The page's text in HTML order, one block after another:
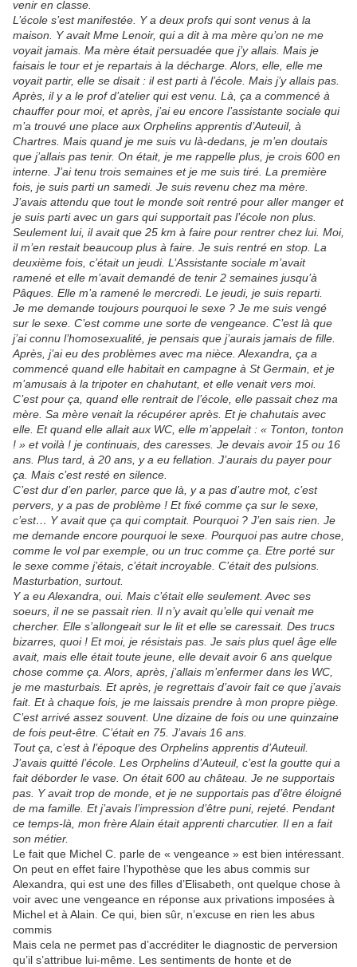
venir en classe.
L’école s’est manifestée. Y a deux profs qui sont venus à la
maison. Y avait Mme Lenoir, qui a dit à ma mère qu’on ne me
voyait jamais. Ma mère était persuadée que j’y allais. Mais je
faisais le tour et je repartais à la décharge. Alors, elle, elle me
voyait partir, elle se disait : il est parti à l’école. Mais j’y allais pas.
Après, il y a le prof d’atelier qui est venu. Là, ça a commencé à
chauffer pour moi, et après, j’ai eu encore l’assistante sociale qui
m’a trouvé une place aux Orphelins apprentis d’Auteuil, à
Chartres. Mais quand je me suis vu là-dedans, je m’en doutais
que j’allais pas tenir. On était, je me rappelle plus, je crois 600 en
interne. J’ai tenu trois semaines et je me suis tiré. La première
fois, je suis parti un samedi. Je suis revenu chez ma mère.
J’avais attendu que tout le monde soit rentré pour aller manger et
je suis parti avec un gars qui supportait pas l’école non plus.
Seulement lui, il avait que 25 km à faire pour rentrer chez lui. Moi,
il m’en restait beaucoup plus à faire. Je suis rentré en stop. La
deuxième fois, c’était un jeudi. L’Assistante sociale m’avait
ramené et elle m’avait demandé de tenir 2 semaines jusqu’à
Pâques. Elle m’a ramené le mercredi. Le jeudi, je suis reparti.
Je me demande toujours pourquoi le sexe ? Je me suis vengé
sur le sexe. C’est comme une sorte de vengeance. C’est là que
j’ai connu l’homosexualité, je pensais que j’aurais jamais de fille.
Après, j’ai eu des problèmes avec ma nièce. Alexandra, ça a
commencé quand elle habitait en campagne à St Germain, et je
m’amusais à la tripoter en chahutant, et elle venait vers moi.
C’est pour ça, quand elle rentrait de l’école, elle passait chez ma
mère. Sa mère venait la récupérer après. Et je chahutais avec
elle. Et quand elle allait aux WC, elle m’appelait : « Tonton, tonton
! » et voilà ! je continuais, des caresses. Je devais avoir 15 ou 16
ans. Plus tard, à 20 ans, y a eu fellation. J’aurais du payer pour
ça. Mais c’est resté en silence.
C’est dur d’en parler, parce que là, y a pas d’autre mot, c’est
pervers, y a pas de problème ! Et fixé comme ça sur le sexe,
c’est… Y avait que ça qui comptait. Pourquoi ? J’en sais rien. Je
me demande encore pourquoi le sexe. Pourquoi pas autre chose,
comme le vol par exemple, ou un truc comme ça. Etre porté sur
le sexe comme j’étais, c’était incroyable. C’était des pulsions.
Masturbation, surtout.
Y a eu Alexandra, oui. Mais c’était elle seulement. Avec ses
soeurs, il ne se passait rien. Il n’y avait qu’elle qui venait me
chercher. Elle s’allongeait sur le lit et elle se caressait. Des trucs
bizarres, quoi ! Et moi, je résistais pas. Je sais plus quel âge elle
avait, mais elle était toute jeune, elle devait avoir 6 ans quelque
chose comme ça. Alors, après, j’allais m’enfermer dans les WC,
je me masturbais. Et après, je regrettais d’avoir fait ce que j’avais
fait. Et à chaque fois, je me laissais prendre à mon propre piège.
C’est arrivé assez souvent. Une dizaine de fois ou une quinzaine
de fois peut-être. C’était en 75. J’avais 16 ans.
Tout ça, c’est à l’époque des Orphelins apprentis d’Auteuil.
J’avais quitté l’école. Les Orphelins d’Auteuil, c’est la goutte qui a
fait déborder le vase. On était 600 au château. Je ne supportais
pas. Y avait trop de monde, et je ne supportais pas d’être éloigné
de ma famille. Et j’avais l’impression d’être puni, rejeté. Pendant
ce temps-là, mon frère Alain était apprenti charcutier. Il en a fait
son métier.
Le fait que Michel C. parle de « vengeance » est bien intéressant.
On peut en effet faire l’hypothèse que les abus commis sur
Alexandra, qui est une des filles d’Elisabeth, ont quelque chose à
voir avec une vengeance en réponse aux privations imposées à
Michel et à Alain. Ce qui, bien sûr, n’excuse en rien les abus
commis
Mais cela ne permet pas d’accréditer le diagnostic de perversion
qu’il s’attribue lui-même. Les sentiments de honte et de